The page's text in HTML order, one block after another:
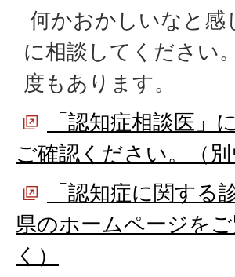
何かおかしいなと感
に相談してください
度もあります。
「認知症相談医
ご確認ください。（
「認知症に関す
県のホームページを
く）